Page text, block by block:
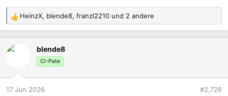
R
e
a
k
o
n
HeinzX, blende8, franzl2210 und 2 andere
blende8
CI-Pate
17 Jun 2026 #2,726